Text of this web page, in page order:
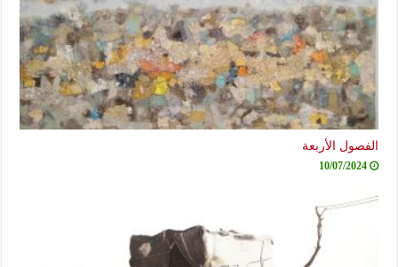
الفصول الأربعة
10/07/2024